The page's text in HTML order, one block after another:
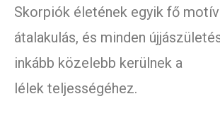
Skorpiók életének egyik fő
átalakulás, és minden
inkább közelebb kerülnek a
lélek teljességéhez.